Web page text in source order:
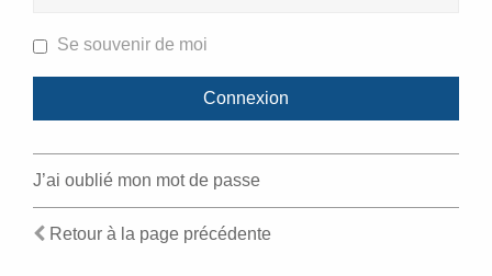
Se souvenir de moi
J’ai oublié mon mot de passe
Retour à la page précédente